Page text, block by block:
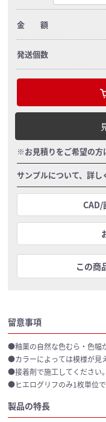
金 額
発送個数
※お見積りをご希望の方
サンプルについて、詳し
CAD/
この商
留意事項
●釉薬の自然な色むら・色幅
●カラーによっては模様が見
●接着剤で施工してください。
●ヒエログリフのみ1枚単位で
製品の特長